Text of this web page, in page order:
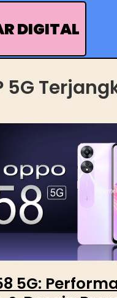
DIGITAL
5G
5G: